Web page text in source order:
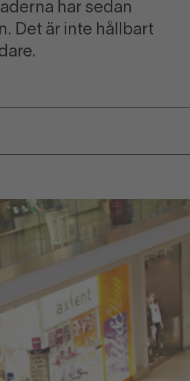
har sedan
Det är inte hållbart